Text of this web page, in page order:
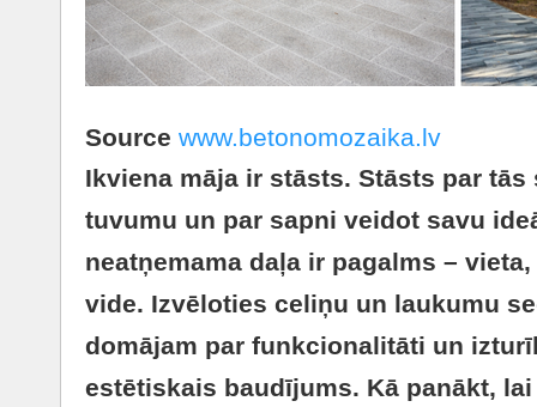
Source www.betonomozaika.lv
Ikviena māja ir stāsts. Stāsts par
tuvumu un par sapni veidot savu
neatņemama daļa ir pagalms –
vide. Izvēloties celiņu un laukumu
domājam par funkcionalitāti un
estētiskais baudījums. Kā panākt,